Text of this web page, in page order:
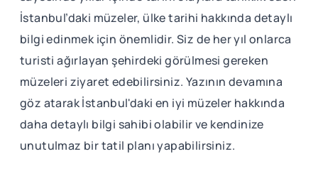
İstanbul’daki müzeler, ülke tarihi hakkında detaylı
bilgi edinmek için önemlidir. Siz de her yıl onlarca
turisti ağırlayan şehirdeki görülmesi gereken
müzeleri ziyaret edebilirsiniz. Yazının devamına
göz atarak İstanbul'daki en iyi müzeler hakkında
daha detaylı bilgi sahibi olabilir ve kendinize
unutulmaz bir tatil planı yapabilirsiniz.